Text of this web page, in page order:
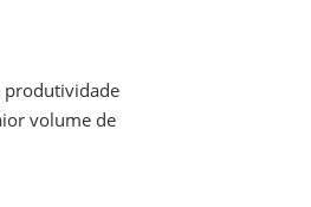
produtividade
volume de